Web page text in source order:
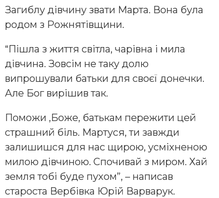
Загиблу дівчину звати Марта. Вона була
родом з Рожнятівщини.
“Пішла з життя світла, чарівна і мила
дівчина. Зовсім не таку долю
випрошували батьки для своєї донечки.
Але Бог вирішив так.
Поможи ,Боже, батькам пережити цей
страшний біль. Мартуся, ти завжди
залишишся для нас щирою, усміхненою
милою дівчиною. Спочивай з миром. Хай
земля тобі буде пухом”, – написав
староста Вербівка Юрій Варварук.